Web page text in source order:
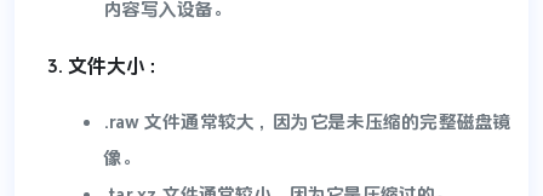
内容写入设备。
文件大小：
.raw 文件通常较大，因为它是未压缩的完整磁盘镜
像。